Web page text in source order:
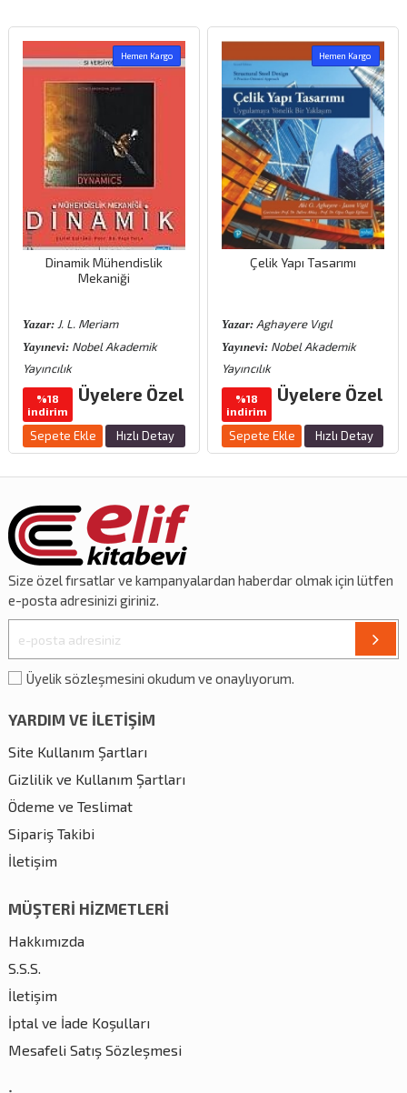
Hemen Kargo
Dinamik Mühendislik
Mekaniği
Yazar: J. L. Meriam
Yayınevi: Nobel Akademik
Yayıncılık
%18
indirim
Üyelere Özel
Sepete Ekle Hızlı Detay
Hemen Kargo
Çelik Yapı Tasarımı
Yazar: Aghayere Vıgıl
Yayınevi: Nobel Akademik
Yayıncılık
%18
indirim
Üyelere Özel
Sepete Ekle Hızlı Detay
Size özelfırsatlarve kampanyalardan haberdar olmak için lütfen
e-posta adresinizi giriniz.
Üyelik sözleşmesini okudum ve onaylıyorum.
YARDIM VE İLETİŞİM
Site Kullanım Şartları
Gizlilik ve Kullanım Şartları
Ödeme ve Teslimat
Sipariş Takibi
İletişim
MÜŞTERİ HİZMETLERİ
Hakkımızda
S.S.S.
İletişim
İptal ve İade Koşulları
Mesafeli Satış Sözleşmesi